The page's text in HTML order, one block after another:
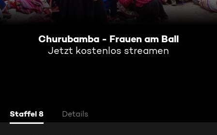
Churubamba - Frauen am Ball
Jetzt kostenlos streamen
Staffel 8 Details